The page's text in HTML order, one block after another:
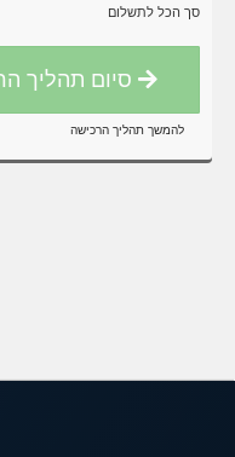
סך הכל לתשלום
להמשך תהליך הרכישה